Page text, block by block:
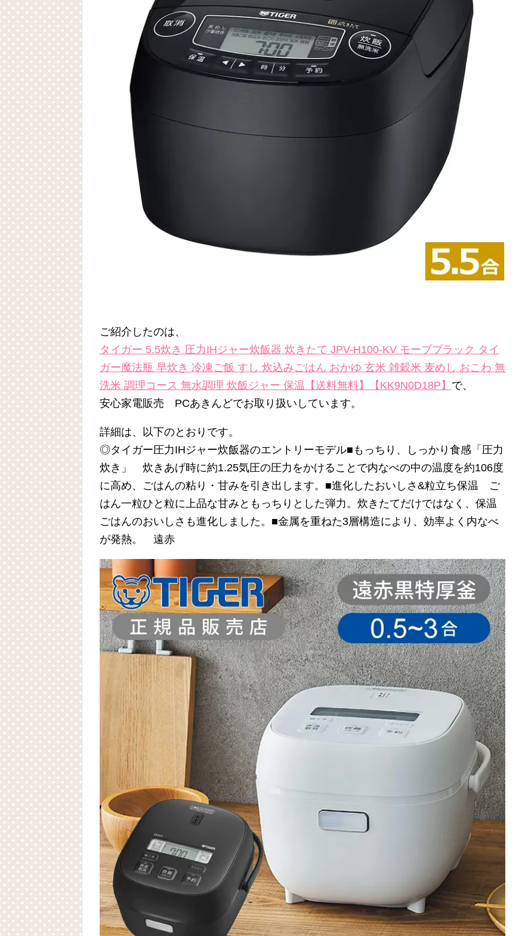
ご紹介したのは、
タイガー 5.5炊き 圧力IHジャー炊飯器 炊きたて JPV-H100-KV モーブブラック タイ
ガー魔法瓶 早炊き 冷凍ご飯 すし 炊込みごはん おかゆ 玄米 雑穀米 麦めし おこわ 無
洗米 調理コース 無水調理 炊飯ジャー 保温【送料無料】【KK9N0D18P】 で、
安心家電販売 PCあきんどでお取り扱いしています。
詳細は、以下のとおりです。
◎タイガー圧力IHジャー炊飯器のエントリーモデル■もっちり、しっかり食感「圧力
炊き」 炊きあげ時に約1.25気圧の圧力をかけることで内なべの中の温度を約106度
に高め、ごはんの粘り・甘みを引き出します。■進化したおいしさ&粒立ち保温 ご
はん一粒ひと粒に上品な甘みともっちりとした弾力。炊きたてだけではなく、保温
ごはんのおいしさも進化しました。■金属を重ねた3層構造により、効率よく内なべ
が発熱。 遠赤